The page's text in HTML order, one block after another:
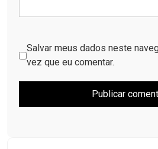
Salvar meus dados neste
vez que eu comentar.